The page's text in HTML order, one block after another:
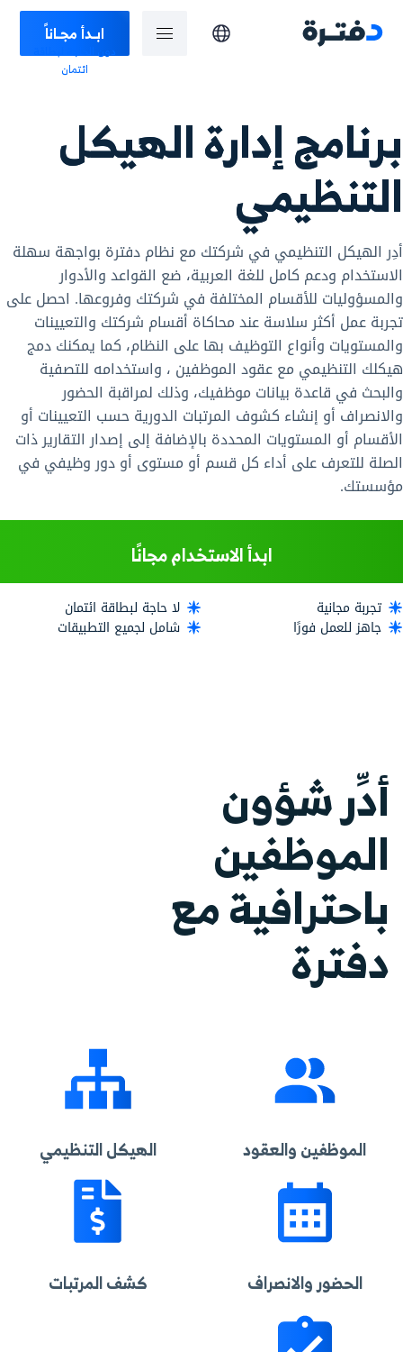
ابـدأ مجـاناً
دون الحاجة لبطاقة
ائتمان
برنامج إدارة الهيكل
التنظيمي
أدِر الهيكل التنظيمي في شركتك مع نظام دفترة بواجهة سهلة
الاستخدام ودعم كامل للغة العربية، ضع القواعد والأدوار
والمسؤوليات للأقسام المختلفة في شركتك وفروعها. احصل على
تجربة عمل أكثر سلاسة عند محاكاة أقسام شركتك والتعيينات
والمستويات وأنواع التوظيف بها على النظام، كما يمكنك دمج
هيكلك التنظيمي مع عقود الموظفين ، واستخدامه للتصفية
والبحث في قاعدة بيانات موظفيك، وذلك لمراقبة الحضور
والانصراف أو إنشاء كشوف المرتبات الدورية حسب التعيينات أو
الأقسام أو المستويات المحددة بالإضافة إلى إصدار التقارير ذات
الصلة للتعرف على أداء كل قسم أو مستوى أو دور وظيفي في
مؤسستك.
ابدأ الاستخدام مجانًا
تجربة مجانية
لا حاجة لبطاقة ائتمان
جاهز للعمل فورًا
شامل لجميع التطبيقات
أدِّر شؤون
الموظفين
باحترافية مع
دفترة
الموظفين والعقود الهيكل التنظيمي
الحضور والانصراف كشف المرتبات